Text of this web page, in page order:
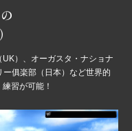
）、オーガスタ・ナショナ
俱楽部（日本）など世界的
習が可能！